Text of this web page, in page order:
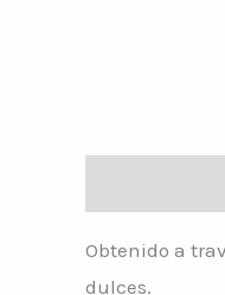
Obtenido a
dulces.